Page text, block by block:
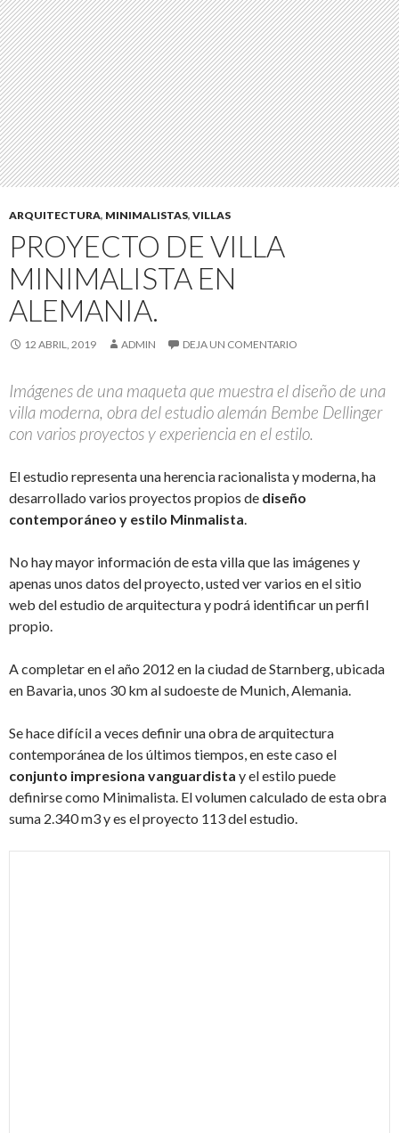
ARQUITECTURA, MINIMALISTAS, VILLAS
PROYECTO DE VILLA
MINIMALISTA EN
ALEMANIA.
12 ABRIL, 2019 ADMIN DEJA UN COMENTARIO
Imágenes de una maqueta que muestra el diseño de una
villa moderna, obra del estudio alemán Bembe Dellinger
con varios proyectos y experiencia en el estilo.
El estudio representa una herencia racionalista y moderna, ha
desarrollado varios proyectos propios de diseño
contemporáneo y estilo Minmalista
No hay mayor información de esta villa que las imágenes y
apenas unos datos del proyecto, usted ver varios en el sitio
web del estudio de arquitectura y podrá identificar un perfil
propio.
A completar en el año 2012 en la ciudad de Starnberg, ubicada
en Bavaria, unos 30 km al sudoeste de Munich, Alemania.
Se hace difícil a veces definir una obra de arquitectura
contemporánea de los últimos tiempos, en este caso el
conjunto impresiona vanguardista y el estilo puede
definirse como Minimalista. El volumen calculado de esta obra
suma 2.340 m3 y es el proyecto 113 del estudio.